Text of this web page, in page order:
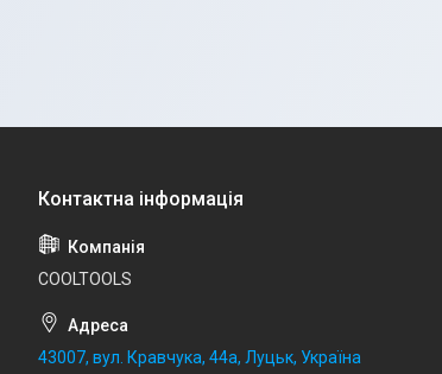
COOLTOOLS
43007, вул. Кравчука, 44а, Луцьк, Україна